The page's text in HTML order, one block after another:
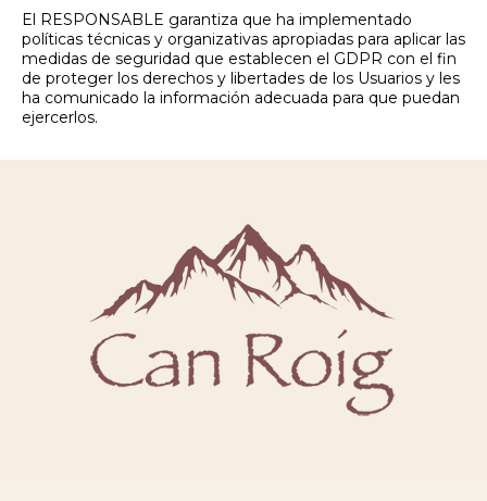
El RESPONSABLE garantiza que ha implementado
políticas técnicas y organizativas apropiadas para aplicar las
medidas de seguridad que establecen el GDPR con el fin
de proteger los derechos y libertades de los Usuarios y les
ha comunicado la información adecuada para que puedan
ejercerlos.